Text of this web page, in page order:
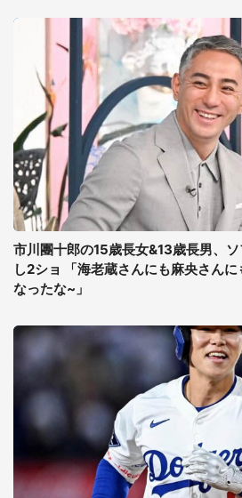
市川團十郎の15歳長女&13歳長男、
し2ショ 「海老蔵さんにも麻央さん
なったな~」